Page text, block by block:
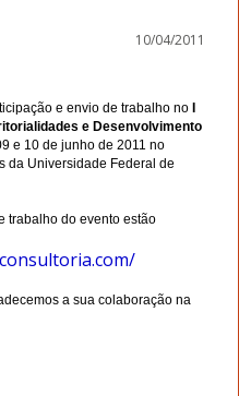
10/04/2011
e envio de trabalho no I
e Desenvolvimento
e 10 de junho de 2011 no
da Universidade Federal de
trabalho do evento estão
a sua colaboração na